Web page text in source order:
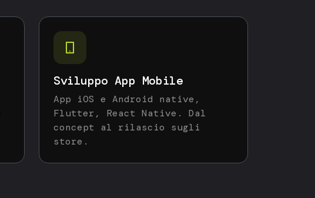
Sviluppo App Mobile
App iOS e Android native,
Flutter, React Native. Dal
concept al rilascio sugli
store.